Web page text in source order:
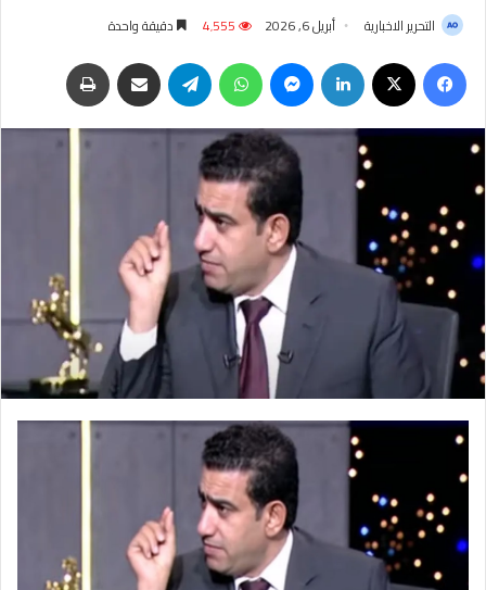
التحرير الاخبارية أبريل 6, 2026 4٬555 دقيقة واحدة